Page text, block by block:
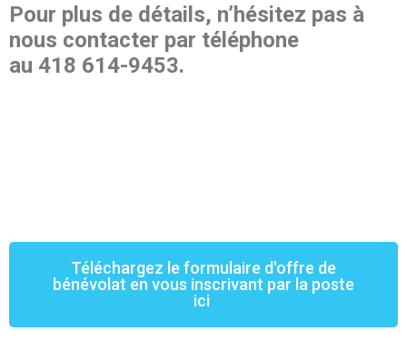
Pour plus de détails, n’hésitez pas à
nous contacter par téléphone
au 418 614-9453.
Téléchargez le formulaire d'offre de
bénévolat en vous inscrivant par la poste
ici